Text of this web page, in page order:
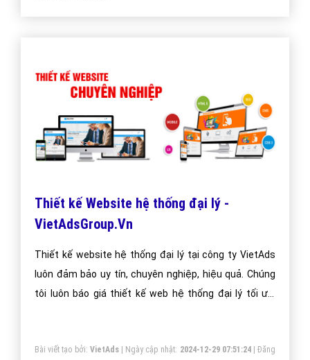
Thiết kế Website hệ thống đại lý -
VietAdsGroup.Vn
Thiết kế website hệ thống đại lý tại công ty VietAds
luôn đảm bảo uy tín, chuyên nghiệp, hiệu quả. Chúng
tôi luôn báo giá thiết kế web hệ thống đại lý tối ưu,
Bài viết tạo bởi: VietAds| Ngày cập nhật: 2024-12-29 07:51:24|Đăng